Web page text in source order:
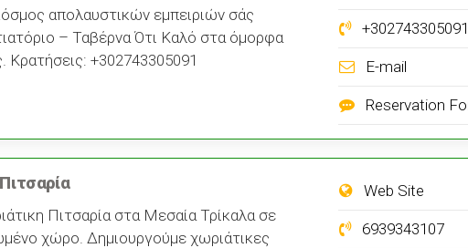
απολαυστικών εμπειριών σάς
– Ταβέρνα Ότι Καλό στα όμορφα
Κρατήσεις: +302743305091
+302743305091
E-mail
Reservation
Πιτσαρία στα Μεσαία Τρίκαλα σε
χώρο. Δημιουργούμε χωριάτικες
Web Site
6939343107